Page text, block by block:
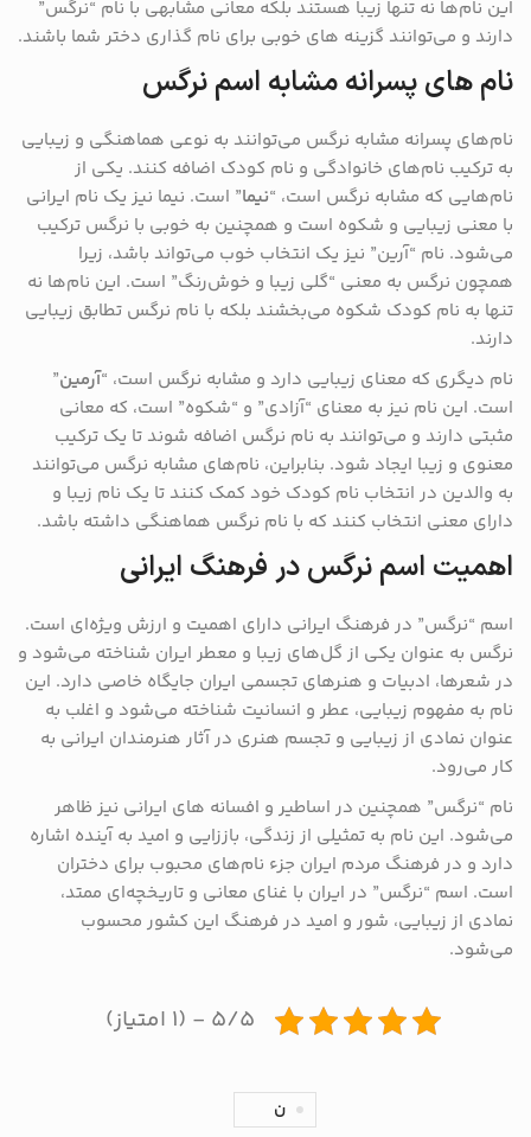
این نام‌ها نه تنها زیبا هستند بلکه معانی مشابهی با نام “نرگس”
دارند و می‌توانند گزینه‌ های خوبی برای نام‌ گذاری دختر شما باشند.
نام های پسرانه مشابه اسم نرگس
نام‌های پسرانه مشابه نرگس می‌توانند به نوعی هماهنگی و زیبایی
به ترکیب نام‌های خانوادگی و نام کودک اضافه کنند. یکی از
نام‌هایی که مشابه نرگس است، “نیما” است. نیما نیز یک نام ایرانی
با معنی زیبایی و شکوه است و همچنین به خوبی با نرگس ترکیب
می‌شود. نام “آرین” نیز یک انتخاب خوب می‌تواند باشد، زیرا
همچون نرگس به معنی “گلی زیبا و خوش‌رنگ” است. این نام‌ها نه
تنها به نام کودک شکوه می‌بخشند بلکه با نام نرگس تطابق زیبایی
دارند.
نام دیگری که معنای زیبایی دارد و مشابه نرگس است، “آرمین”
است. این نام نیز به معنای “آزادی” و “شکوه” است، که معانی
مثبتی دارند و می‌توانند به نام نرگس اضافه شوند تا یک ترکیب
معنوی و زیبا ایجاد شود. بنابراین، نام‌های مشابه نرگس می‌توانند
به والدین در انتخاب نام کودک خود کمک کنند تا یک نام زیبا و
دارای معنی انتخاب کنند که با نام نرگس هماهنگی داشته باشد.
اهمیت اسم نرگس در فرهنگ ایرانی
اسم “نرگس” در فرهنگ ایرانی دارای اهمیت و ارزش ویژه‌ای است.
نرگس به عنوان یکی از گل‌های زیبا و معطر ایران شناخته می‌شود و
در شعرها، ادبیات و هنرهای تجسمی ایران جایگاه خاصی دارد. این
نام به مفهوم زیبایی، عطر و انسانیت شناخته می‌شود و اغلب به
عنوان نمادی از زیبایی و تجسم هنری در آثار هنرمندان ایرانی به
کار می‌رود.
نام “نرگس” همچنین در اساطیر و افسانه ‌های ایرانی نیز ظاهر
می‌شود. این نام به تمثیلی از زندگی، باززایی و امید به آینده اشاره
دارد و در فرهنگ مردم ایران جزء نام‌های محبوب برای دختران
است. اسم “نرگس” در ایران با غنای معانی و تاریخچه‌ای ممتد،
نمادی از زیبایی، شور و امید در فرهنگ این کشور محسوب
می‌شود.
۵/۵ - (۱ امتیاز)
ن